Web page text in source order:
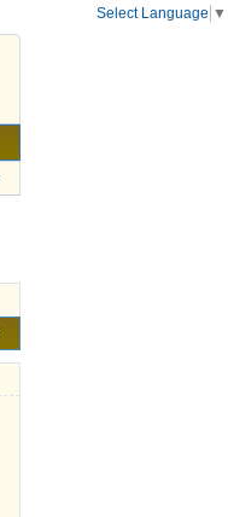
Select Language ▼